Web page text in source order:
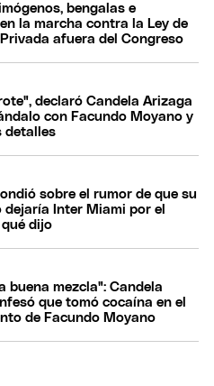
bengalas e
la marcha contra la Ley de
afuera del Congreso
declaró Candela Arizaga
con Facundo Moyano y
detalles
sobre el rumor de que su
dejaría Inter Miami por el
qué dijo
buena mezcla": Candela
que tomó cocaína en el
de Facundo Moyano